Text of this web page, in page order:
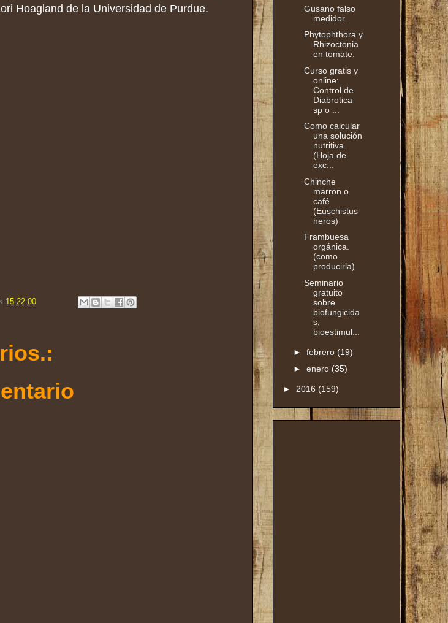
Hoagland de la Universidad de Purdue.
15:22:00
Gusano falso
medidor.
Phytophthora y
Rhizoctonia
en tomate.
Curso gratis y
online:
Control de
Diabrotica
sp o ...
Como calcular
una solución
nutritiva.
(Hoja de
exc...
Chinche
marron o
café
(Euschistus
heros)
Frambuesa
orgánica.
(como
producirla)
Seminario
gratuito
sobre
biofungicida
s,
bioestimul...
► febrero (19)
► enero (35)
► 2016 (159)